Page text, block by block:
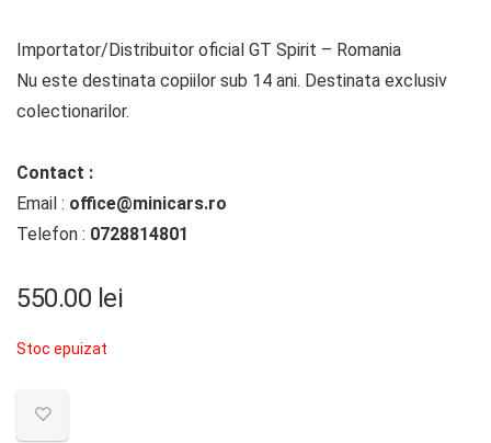
Importator/Distribuitor oficial GT Spirit – Romania
Nu este destinata copiilor sub 14 ani. Destinata exclusiv
colectionarilor.
Contact :
Email : office@minicars.ro
Telefon : 0728814801
550.00 lei
Stoc epuizat